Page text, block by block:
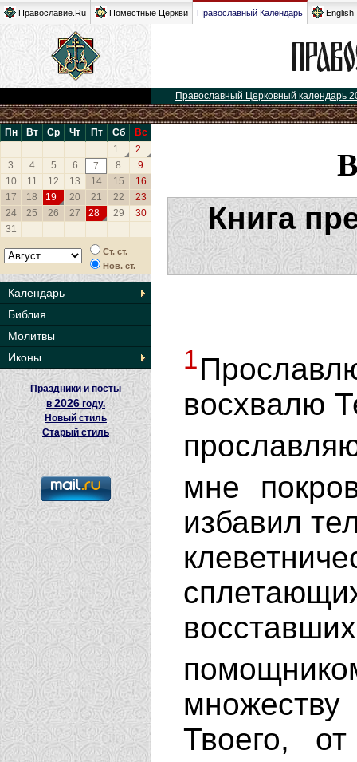
Православие.Ru Поместные Церкви Православный Календарь English
Православный Церковный календарь
Пн Вт Ср Чт Пт Сб
Вс
1
2
3
4 5 6 7 8
9
10
11 12 13 14 15
16
17
18 19 20 21 22
23
24
25 26 27 28 29
30
31
Ст. ст.
Нов. ст.
Календарь
Библия
Молитвы
Иконы
Праздники и посты
в2026 году.
Новый стиль
Старый стиль
Книга
1
восхвалю
мне
избавил
Твоего,